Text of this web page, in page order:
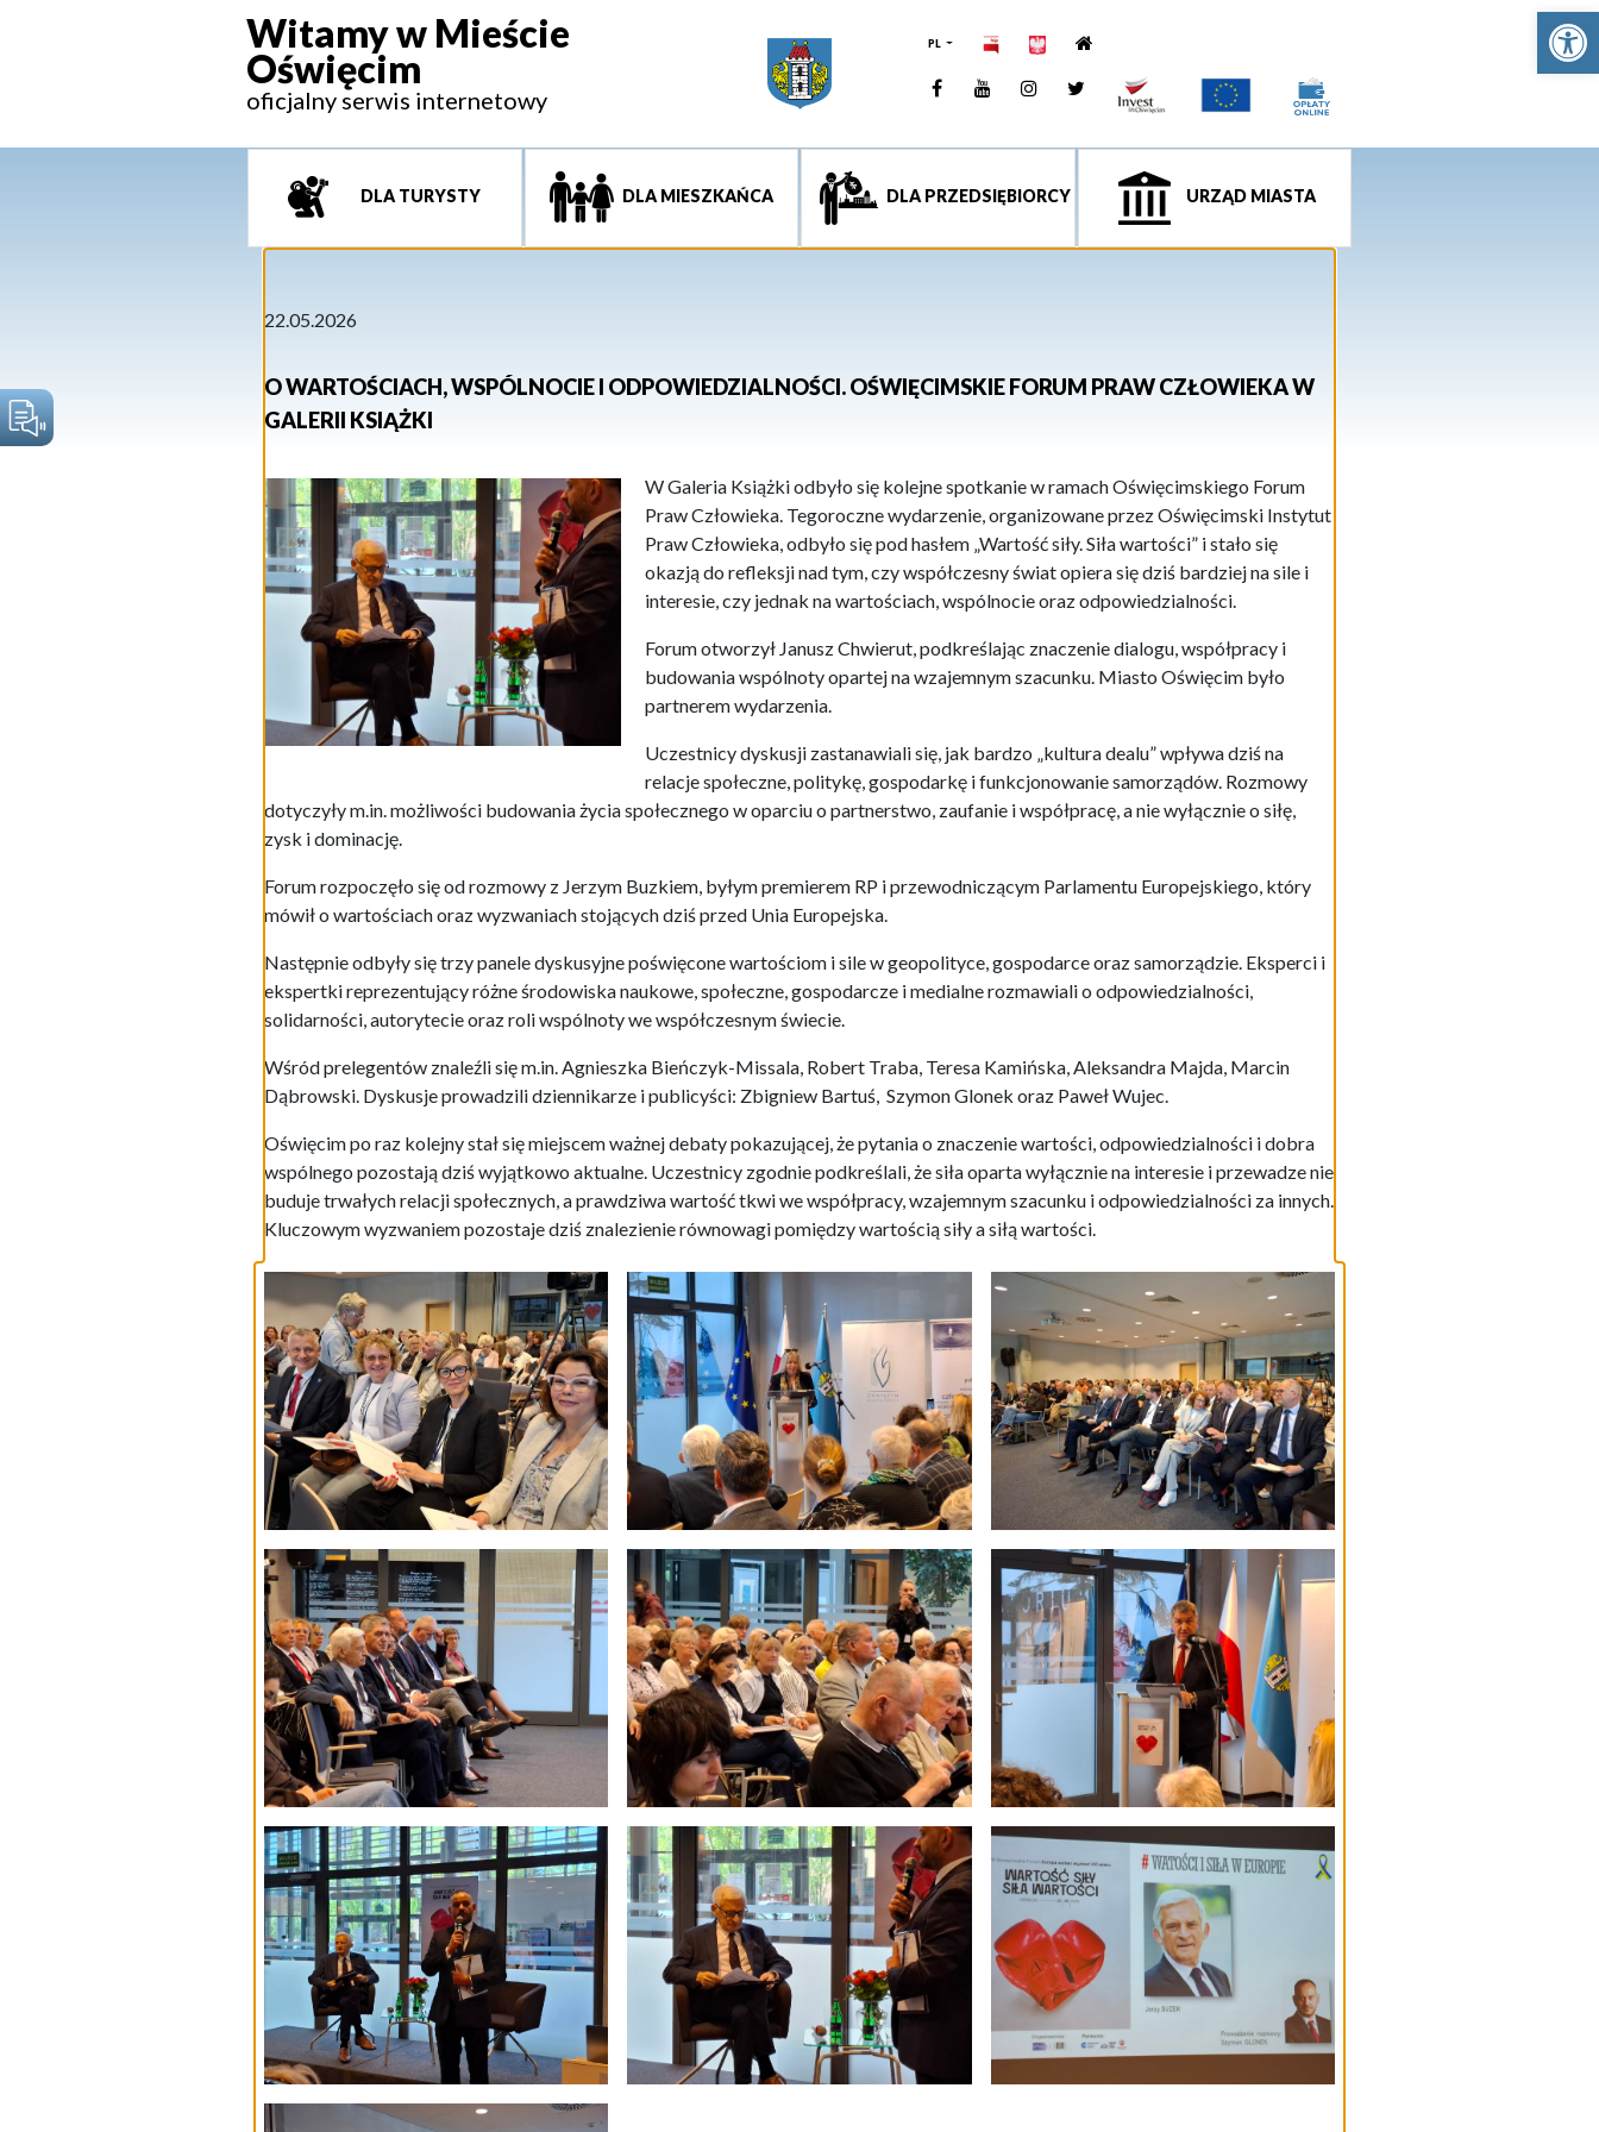
Witamy w Mieście
Oświęcim
oficjalny serwis internetowy
PL
FacebookYouTUbeInstagramTwitter
DLA TURYSTY DLA MIESZKAŃCA DLA PRZEDSIĘBIORCY URZĄD MIASTA
22.05.2026
O WARTOŚCIACH, WSPÓLNOCIE I ODPOWIEDZIALNOŚCI. OŚWIĘCIMSKIE FORUM PRAW CZŁOWIEKA W
GALERII KSIĄŻKI
W Galeria Książki odbyło się kolejne spotkanie w ramach Oświęcimskiego Forum
Praw Człowieka. Tegoroczne wydarzenie, organizowane przez Oświęcimski Instytut
Praw Człowieka, odbyło się pod hasłem „Wartość siły. Siła wartości” i stało się
okazją do refleksji nad tym, czy współczesny świat opiera się dziś bardziej na sile i
interesie, czy jednak na wartościach, wspólnocie oraz odpowiedzialności.
Forum otworzył Janusz Chwierut, podkreślając znaczenie dialogu, współpracy i
budowania wspólnoty opartej na wzajemnym szacunku. Miasto Oświęcim było
partnerem wydarzenia.
Uczestnicy dyskusji zastanawiali się, jak bardzo „kultura dealu” wpływa dziś na
relacje społeczne, politykę, gospodarkę i funkcjonowanie samorządów. Rozmowy
dotyczyły m.in. możliwości budowania życia społecznego w oparciu o partnerstwo, zaufanie i współpracę, a nie wyłącznie o siłę,
zysk i dominację.
Forum rozpoczęło się od rozmowy z Jerzym Buzkiem, byłym premierem RP i przewodniczącym Parlamentu Europejskiego, który
mówił o wartościach oraz wyzwaniach stojących dziś przed Unia Europejska.
Następnie odbyły się trzy panele dyskusyjne poświęcone wartościom i sile w geopolityce, gospodarce oraz samorządzie. Eksperci i
ekspertki reprezentujący różne środowiska naukowe, społeczne, gospodarcze i medialne rozmawiali o odpowiedzialności,
solidarności, autorytecie oraz roli wspólnoty we współczesnym świecie.
Wśród prelegentów znaleźli się m.in. Agnieszka Bieńczyk-Missala, Robert Traba, Teresa Kamińska, Aleksandra Majda, Marcin
Dąbrowski. Dyskusje prowadzili dziennikarze i publicyści: Zbigniew Bartuś, Szymon Glonek oraz Paweł Wujec.
Oświęcim po raz kolejny stał się miejscem ważnej debaty pokazującej, że pytania o znaczenie wartości, odpowiedzialności i dobra
wspólnego pozostają dziś wyjątkowo aktualne. Uczestnicy zgodnie podkreślali, że siła oparta wyłącznie na interesie i przewadze nie
buduje trwałych relacji społecznych, a prawdziwa wartość tkwi we współpracy, wzajemnym szacunku i odpowiedzialności za innych.
Kluczowym wyzwaniem pozostaje dziś znalezienie równowagi pomiędzy wartością siły a siłą wartości.